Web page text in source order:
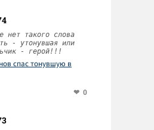
нет такого слова
- утонувшая или
- герой!!!
спас тонувшую в
0